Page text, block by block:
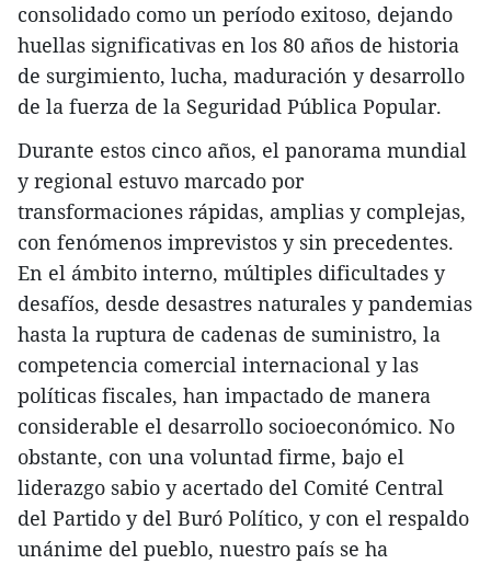
consolidado como un período exitoso, dejando
huellas significativas en los 80 años de historia
de surgimiento, lucha, maduración y desarrollo
de la fuerza de la Seguridad Pública Popular.
Durante estos cinco años, el panorama mundial
y regional estuvo marcado por
transformaciones rápidas, amplias y complejas,
con fenómenos imprevistos y sin precedentes.
En el ámbito interno, múltiples dificultades y
desafíos, desde desastres naturales y pandemias
hasta la ruptura de cadenas de suministro, la
competencia comercial internacional y las
políticas fiscales, han impactado de manera
considerable el desarrollo socioeconómico. No
obstante, con una voluntad firme, bajo el
liderazgo sabio y acertado del Comité Central
del Partido y del Buró Político, y con el respaldo
unánime del pueblo, nuestro país se ha